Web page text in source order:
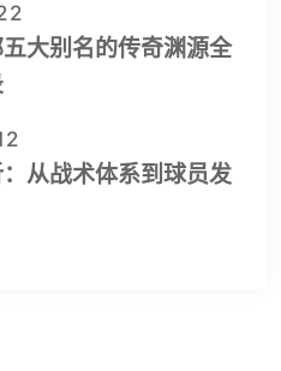
大别名的传奇渊源全
从战术体系到球员发